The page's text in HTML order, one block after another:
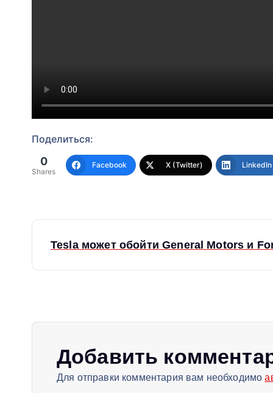
Поделиться:
0
Shares
Facebook X (Twitter) LinkedIn
НTesla может обойти General Motors и
Добавить
Для отправки комментария вам необходимо